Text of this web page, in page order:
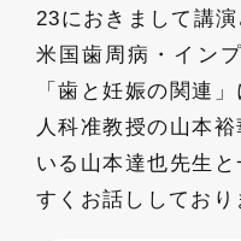
23におきまして講演
米国歯周病・イン
「歯と妊娠の関連
人科准教授の山本
いる山本達也先生
すくお話ししており